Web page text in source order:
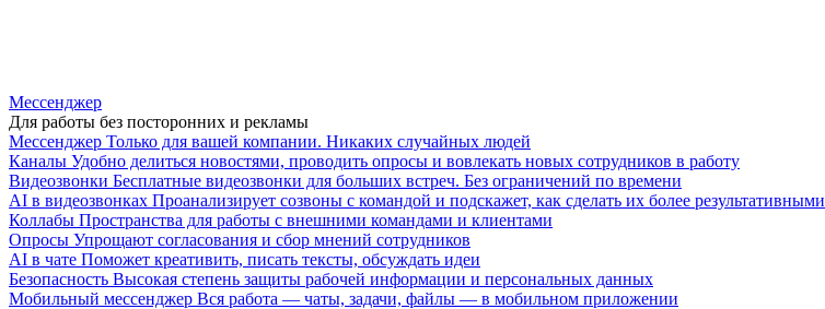
Мессенджер
Для работы без посторонних и рекламы
Мессенджер Только для вашей компании. Никаких случайных людей
Каналы Удобно делиться новостями, проводить опросы и вовлекать новых сотрудников в работу
Видеозвонки Бесплатные видеозвонки для больших встреч. Без ограничений по времени
AI в видеозвонках Проанализирует созвоны с командой и подскажет, как сделать их более результативными
Коллабы Пространства для работы с внешними командами и клиентами
Опросы Упрощают согласования и сбор мнений сотрудников
AI в чате Поможет креативить, писать тексты, обсуждать идеи
Безопасность Высокая степень защиты рабочей информации и персональных данных
Мобильный мессенджер Вся работа — чаты, задачи, файлы — в мобильном приложении